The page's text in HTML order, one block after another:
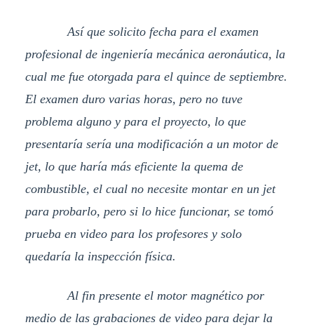
Así que solicito fecha para el examen
profesional de ingeniería mecánica aeronáutica, la
cual me fue otorgada para el quince de septiembre.
El examen duro varias horas, pero no tuve
problema alguno y para el proyecto, lo que
presentaría sería una modificación a un motor de
jet, lo que haría más eficiente la quema de
combustible, el cual no necesite montar en un jet
para probarlo, pero si lo hice funcionar, se tomó
prueba en video para los profesores y solo
quedaría la inspección física.
Al fin presente el motor magnético por
medio de las grabaciones de video para dejar la